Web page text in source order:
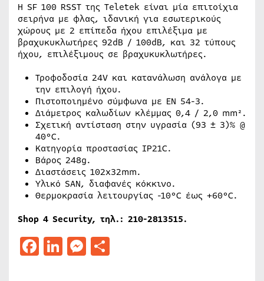
Η SF 100 RSST της Teletek είναι μία επιτοίχια
σειρήνα με φλας, ιδανική για εσωτερικούς
χώρους με 2 επίπεδα ήχου επιλέξιμα με
βραχυκυκλωτήρες 92dB / 100dB, και 32 τύπους
ήχου, επιλέξιμους σε βραχυκυκλωτήρες.
Τροφοδοσία 24V και κατανάλωση ανάλογα με
την επιλογή ήχου.
Πιστοποιημένο σύμφωνα με ΕΝ 54-3.
Διάμετρος καλωδίων κλέμμας 0,4 / 2,0 mm².
Σχετική αντίσταση στην υγρασία (93 ± 3)% @
40°C.
Κατηγορία προστασίας IP21C.
Βάρος 248g.
Διαστάσεις 102x32mm.
Υλικό SAN, διαφανές κόκκινο.
Θερμοκρασία λειτουργίας -10°C έως +60°C.
Shop 4 Security, τηλ.: 210-2813515.
Facebook
LinkedIn
Messenger